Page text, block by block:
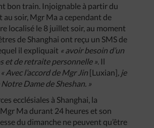
bon train. Injoignable à partir du
au soir, Mgr Ma a cependant de
localisé le 8 juillet soir, au moment
de Shanghai ont reçu un SMS de
il expliquait « avoir besoin d’un
et de retraite personnelle ». Il
« Avec l’accord de Mgr Jin [Luxian], je
Dame de Sheshan. »
ecclésiales à Shanghai, la
Ma durant 24 heures et son
du dimanche ne peuvent qu’être